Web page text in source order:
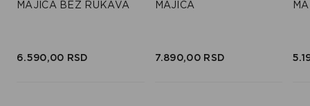
MAJICA BEZ RUKAVA
6.590,00 RSD
MAJICA
7.890,00 RSD